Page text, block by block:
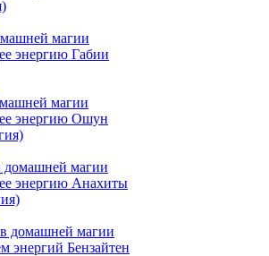
магии
энергию Габии
магии
энергию Ошун
магии
энергию Анахиты
домашней магии
энергий Бензайтен